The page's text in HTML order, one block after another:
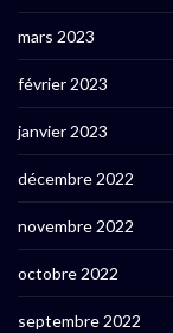
mars 2023
février 2023
janvier 2023
décembre 2022
novembre 2022
octobre 2022
septembre 2022